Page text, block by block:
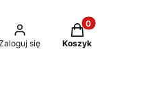
się
Produkty w
Koszyk